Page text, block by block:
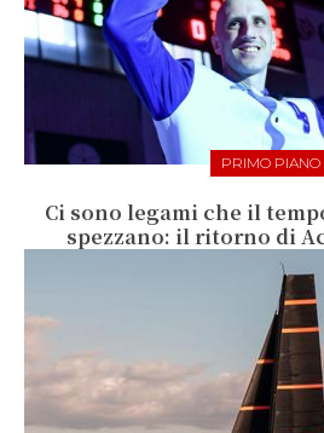
PRIMO PIANO
Ci sono legami che il
spezzano: il ritorno di